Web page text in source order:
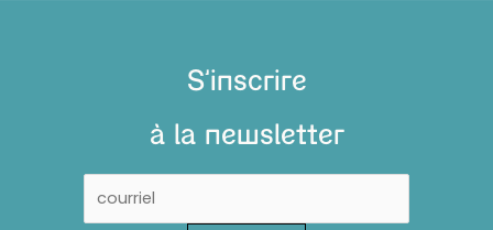
S'inscrire
à la newsletter